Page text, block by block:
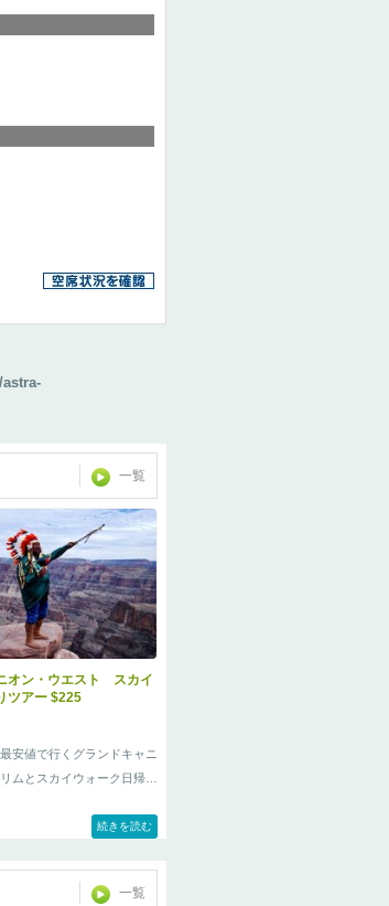
一覧
オン・ウエスト スカイ
ツアー $225
安値で行くグランドキャニ
ムとスカイウォーク日帰り
界有数の巨大ダム、話題騒
ます。
続きを読む
一覧